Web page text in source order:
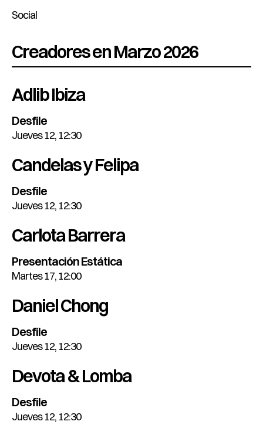
Social
Creadores en Marzo 2026
Adlib Ibiza
Desfile
Jueves 12, 12:30
Candelas y Felipa
Desfile
Jueves 12, 12:30
Carlota Barrera
Presentación Estática
Martes 17, 12:00
Daniel Chong
Desfile
Jueves 12, 12:30
Devota & Lomba
Desfile
Jueves 12, 12:30